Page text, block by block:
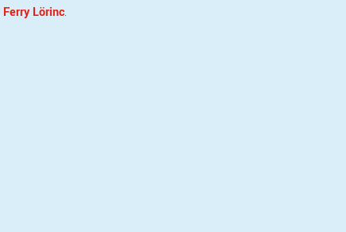
Ferry Lörinc.